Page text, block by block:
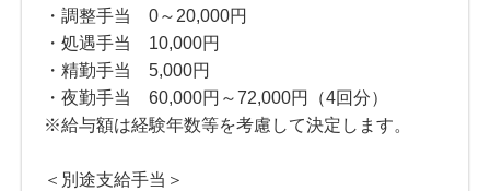
・調整手当 0～20,000円
・処遇手当 10,000円
・精勤手当 5,000円
・夜勤手当 60,000円～72,000円（4回分）
※給与額は経験年数等を考慮して決定します。
＜別途支給手当＞